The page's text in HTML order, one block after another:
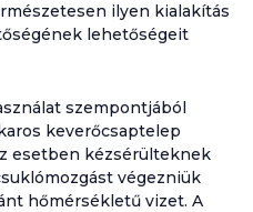
ilyen kialakítás
lehetőségeit
szempontjából
keverőcsaptelep
esetben kézsérülteknek
végezniük
hőmérsékletű vizet. A